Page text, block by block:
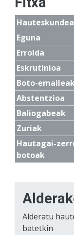
Hauteskundea
Eguna
Errolda
Eskrutinioa
Boto-
Abstentzioa
Baliogabeak
Zuriak
Hautagai-
botoak
Alderatu
batetkin